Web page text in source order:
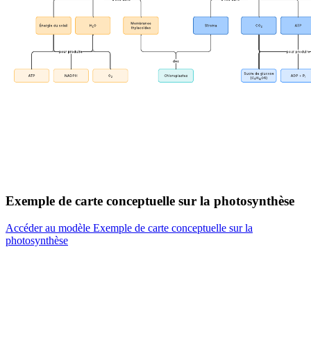
Exemple de carte conceptuelle sur la photosynthèse
Accéder au modèle Exemple de carte conceptuelle sur la
photosynthèse